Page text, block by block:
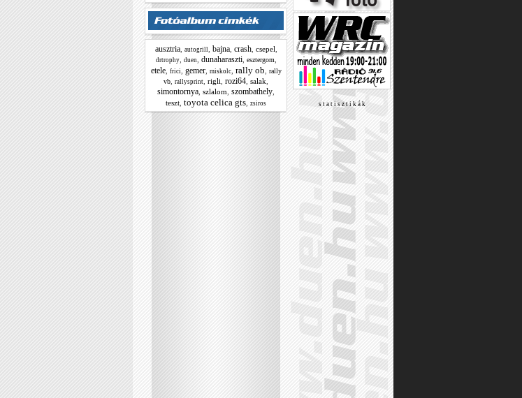
ausztria, autogrill bajna, crash, csepel
drtrophy, duen dunaharaszti, esztergom
etele, frici gemer, miskolc, rally ob
rally
vb rallysprint rigli rozi64 salak
simontornya szlalom szombathely
teszt toyota celica gts zsiros s t a t i s z t i k á k